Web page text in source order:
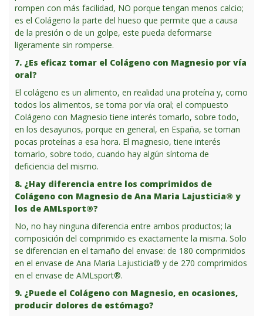
rompen con más facilidad, NO porque tengan menos calcio;
es el Colágeno la parte del hueso que permite que a causa
de la presión o de un golpe, este pueda deformarse
ligeramente sin romperse.
7. ¿Es eficaz tomar el Colágeno con Magnesio por vía
oral?
El colágeno es un alimento, en realidad una proteína y, como
todos los alimentos, se toma por vía oral; el compuesto
Colágeno con Magnesio tiene interés tomarlo, sobre todo,
en los desayunos, porque en general, en España, se toman
pocas proteínas a esa hora. El magnesio, tiene interés
tomarlo, sobre todo, cuando hay algún síntoma de
deficiencia del mismo.
8. ¿Hay diferencia entre los comprimidos de
Colágeno con Magnesio de Ana Maria Lajusticia® y
los de AMLsport®?
No, no hay ninguna diferencia entre ambos productos; la
composición del comprimido es exactamente la misma. Solo
se diferencian en el tamaño del envase: de 180 comprimidos
en el envase de Ana Maria Lajusticia® y de 270 comprimidos
en el envase de AMLsport®.
9. ¿Puede el Colágeno con Magnesio, en ocasiones,
producir dolores de estómago?